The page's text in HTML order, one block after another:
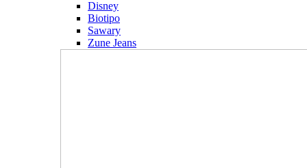
Disney
Biotipo
Sawary
Zune Jeans